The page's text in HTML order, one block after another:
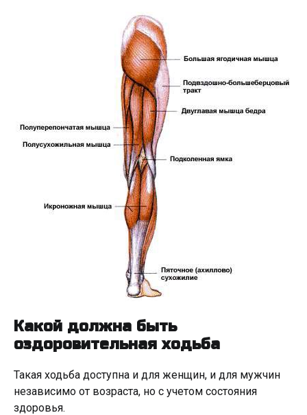
Какой должна быть
оздоровительная ходьба
Такая ходьба доступна и для женщин, и для мужчин
независимо от возраста, но с учетом состояния
здоровья.